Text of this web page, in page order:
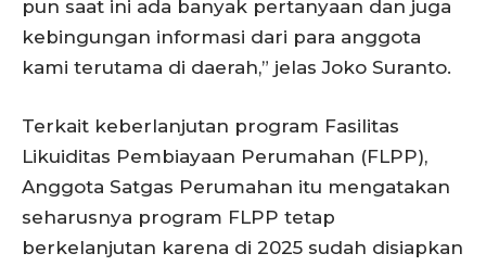
pun saat ini ada banyak pertanyaan dan juga
kebingungan informasi dari para anggota
kami terutama di daerah,” jelas Joko Suranto.
Terkait keberlanjutan program Fasilitas
Likuiditas Pembiayaan Perumahan (FLPP),
Anggota Satgas Perumahan itu mengatakan
seharusnya program FLPP tetap
berkelanjutan karena di 2025 sudah disiapkan